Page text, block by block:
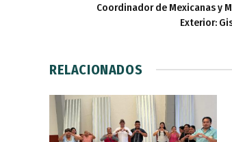
Coordinador de Mexicanas y
Exterior:
RELACIONADOS